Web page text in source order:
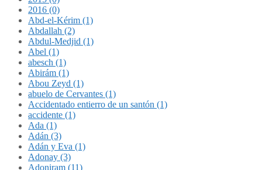
2016 (0)
Abd-el-Kérim (1)
Abdallah (2)
Abdul-Medjid (1)
Abel (1)
abesch (1)
Abirám (1)
Abou Zeyd (1)
abuelo de Cervantes (1)
Accidentado entierro de un santón (1)
accidente (1)
Ada (1)
Adán (3)
Adán y Eva (1)
Adonay (3)
Adoniram (11)